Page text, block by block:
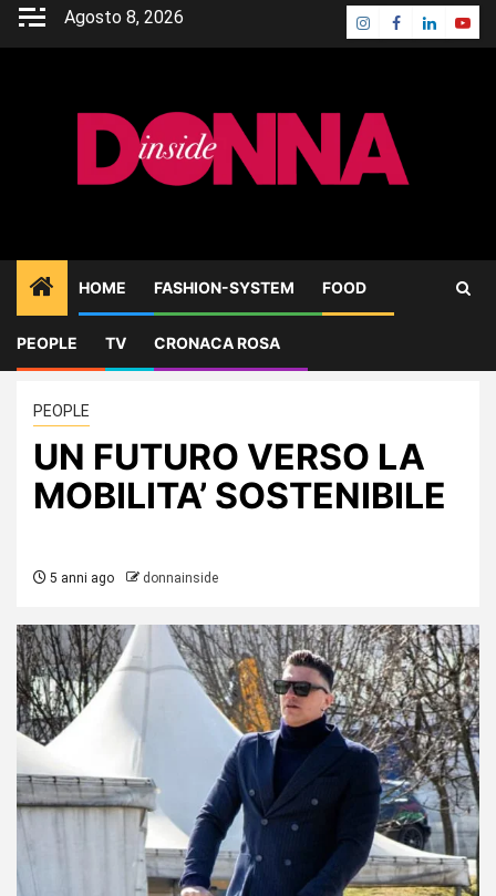
Skip
Agosto 8, 2026 Instagram
Facebook
Linkedin
HOME FASHION-SYSTEM FOOD
PEOPLE TV CRONACA ROSA
Home PEOPLE UN FUTURO VERSO LA MOBILITA’ SOSTENIBILE
PEOPLE
UN FUTURO VERSO LA
MOBILITA’ SOSTENIBILE
5 anni ago donnainside